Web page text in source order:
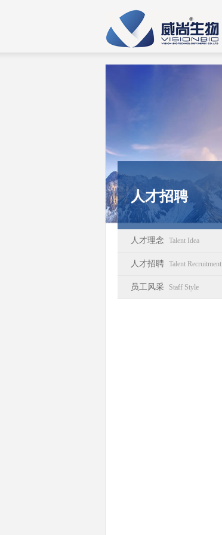
人才招聘
人才理念 Talent Idea
人才招聘 Talent Recruitment
员工风采 Staff Style